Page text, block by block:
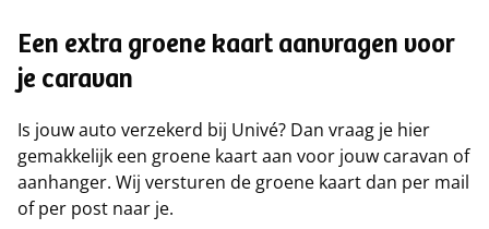
Een extra groene kaart aanvragen voor
je caravan
Is jouw auto verzekerd bij Univé? Dan vraag je hier
gemakkelijk een groene kaart aan voor jouw caravan of
aanhanger. Wij versturen de groene kaart dan per mail
of per post naar je.